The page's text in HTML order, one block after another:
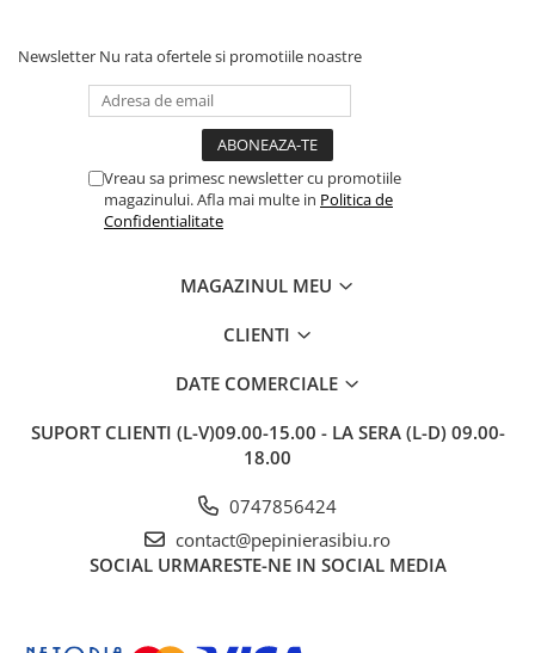
transportului. Se vede că au fost
Newsletter Nu rata ofertele si promotiile noastre
Vreau sa primesc newsletter cu promotiile
magazinului. Afla mai multe in Politica de
Confidentialitate
MAGAZINUL MEU
CLIENTI
DATE COMERCIALE
SUPORT CLIENTI (L-V)09.00-15.00 - LA SERA (L-D) 09.00-
18.00
0747856424
contact@pepinierasibiu.ro
SOCIAL URMARESTE-NE IN SOCIAL MEDIA